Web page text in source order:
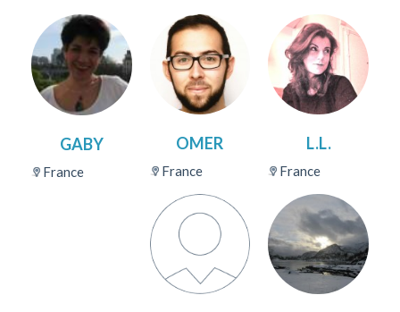
GABY
France
OMER
France
L.L.
France